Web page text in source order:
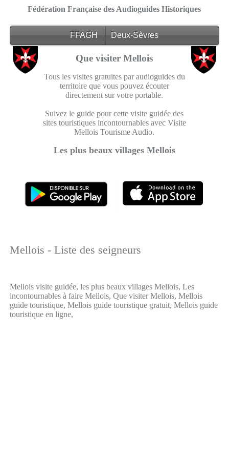
Fédération Française des Audioguides Historiques
FFAGH Deux-Sèvres
Que visiter Mellois
Tous les visites gratuites par audioguides du
territoire que vous pouvez écouter
directement sur votre portable.
Suivez le guide pour cette visite guidée des
sites touristiques incontournables avec Visite
Mellois Tourisme Audio.
Les plus beaux villages Mellois
Mellois - Liste des seigneurs
Mellois visite guidée, les plus beaux villages Mellois, Les
incontournables à faire Mellois, Que visiter Mellois, Mellois
guide touristique, Mellois guide touristique gratuit, Mellois guide
touristique en ligne,